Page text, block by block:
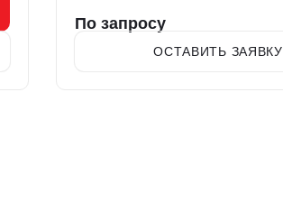
По запросу
ОСТАВИТЬ ЗАЯВКУ